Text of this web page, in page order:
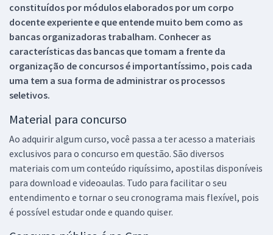
constituídos por módulos elaborados por um corpo
docente experiente e que entende muito bem como as
bancas organizadoras trabalham. Conhecer as
características das bancas que tomam a frente da
organização de concursos é importantíssimo, pois cada
uma tem a sua forma de administrar os processos
seletivos.
Material para concurso
Ao adquirir algum curso, você passa a ter acesso a materiais
exclusivos para o concurso em questão. São diversos
materiais com um conteúdo riquíssimo, apostilas disponíveis
para download e videoaulas. Tudo para facilitar o seu
entendimento e tornar o seu cronograma mais flexível, pois
é possível estudar onde e quando quiser.